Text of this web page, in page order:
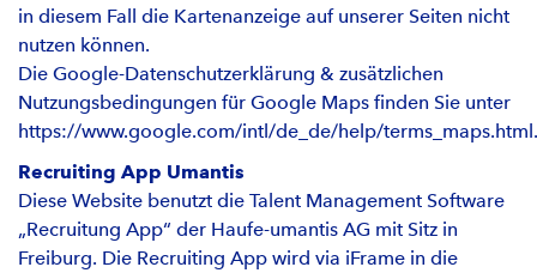
in diesem Fall die Kartenanzeige auf unserer Seiten nicht
nutzen können.
Die Google-Datenschutzerklärung & zusätzlichen
Nutzungsbedingungen für Google Maps finden Sie unter
https://www.google.com/intl/de_de/help/terms_maps.html.
Recruiting App Umantis
Diese Website benutzt die Talent Management Software
„Recruitung App“ der Haufe-umantis AG mit Sitz in
Freiburg. Die Recruiting App wird via iFrame in die